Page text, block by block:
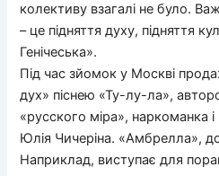
колективу взагалі не було.
– це підняття духу, підняття
Генічеська».
Під час зйомок у Москві
дух» піснею «Ту-лу-ла»,
«русского міра», наркоманка
Юлія Чичеріна. «Амбрелла»,
Наприклад, виступає для